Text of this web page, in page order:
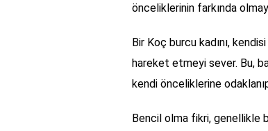
önceliklerinin farkında
Bir Koç burcu kadını,
hareket etmeyi sever. Bu,
kendi önceliklerine
Bencil olma fikri, genellikle